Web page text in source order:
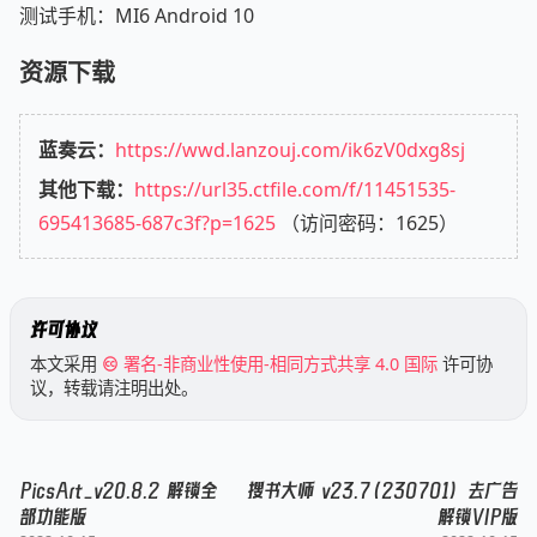
测试手机：MI6 Android 10
资源下载
蓝奏云： https://wwd.lanzouj.com/ik6zV0dxg8sj
其他下载： https://url35.ctfile.com/f/11451535-
695413685-687c3f?p=1625 （访问密码：1625）
许可协议
本文采用 署名-非商业性使用-相同方式共享 4.0 国际 许可协
议，转载请注明出处。
PicsArt_v20.8.2 解锁全
部功能版
搜书大师 v23.7(230701) 去广告
解锁VIP版